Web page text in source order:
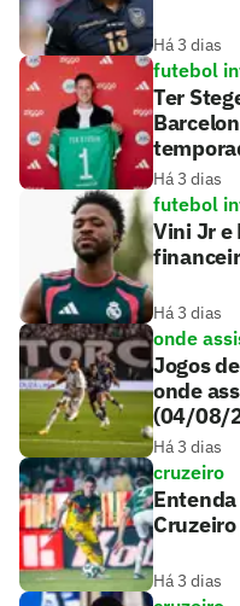
Há 3 dias
futebol
Ter
Há 3 dias
futebol
Vini Jr e
Há 3 dias
onde
Jogos
onde
(04/08/
Há 3 dias
cruzeiro
Há 3 dias